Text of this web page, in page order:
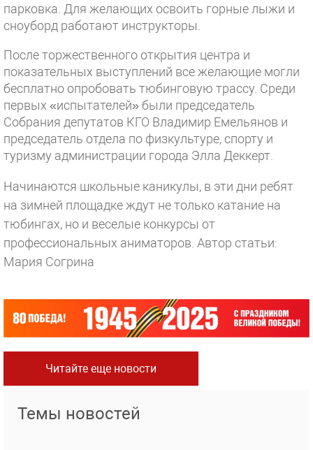
парковка. Для желающих освоить горные лыжи и
сноуборд работают инструкторы.
После торжественного открытия центра и
показательных выступлений все желающие могли
бесплатно опробовать тюбинговую трассу. Среди
первых «испытателей» были председатель
Собрания депутатов КГО Владимир Емельянов и
председатель отдела по физкультуре, спорту и
туризму администрации города Элла Деккерт.
Начинаются школьные каникулы, в эти дни ребят
на зимней площадке ждут не только катание на
тюбингах, но и веселые конкурсы от
профессиональных аниматоров. Автор статьи:
Мария Согрина
Читайте еще новости
Темы новостей